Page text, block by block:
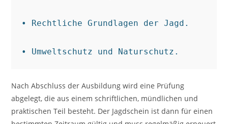
• Rechtliche Grundlagen der Jagd.
• Umweltschutz und Naturschutz.
Nach Abschluss der Ausbildung wird eine Prüfung
abgelegt, die aus einem schriftlichen, mündlichen und
praktischen Teil besteht. Der Jagdschein ist dann für einen